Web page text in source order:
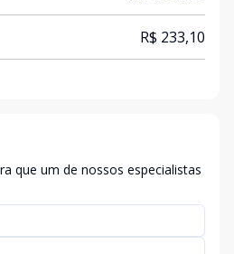
R$ 233,10
que um de nossos especialistas